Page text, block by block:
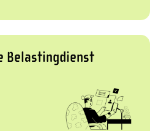
Belastingdienst